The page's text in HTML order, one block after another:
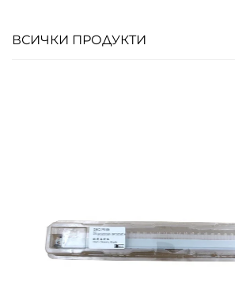
ВСИЧКИ ПРОДУКТИ